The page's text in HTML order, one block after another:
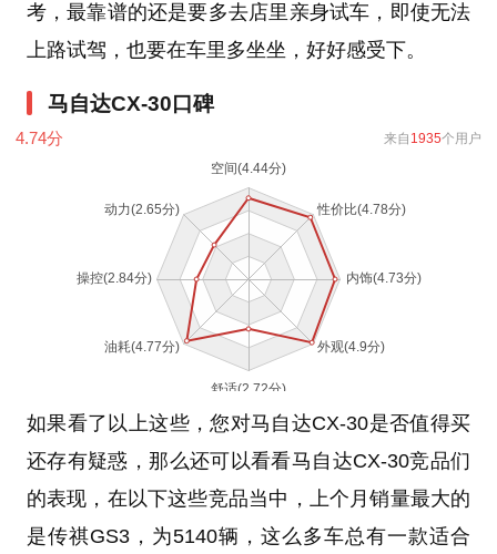
考，最靠谱的还是要多去店里亲身试车，即使无法
上路试驾，也要在车里多坐坐，好好感受下。
马自达CX-30口碑
4.74分 来自 1935个用户
如果看了以上这些，您对马自达CX-30是否值得买
还存有疑惑，那么还可以看看马自达CX-30竞品们
的表现，在以下这些竞品当中，上个月销量最大的
是传祺GS3，为5140辆，这么多车总有一款适合